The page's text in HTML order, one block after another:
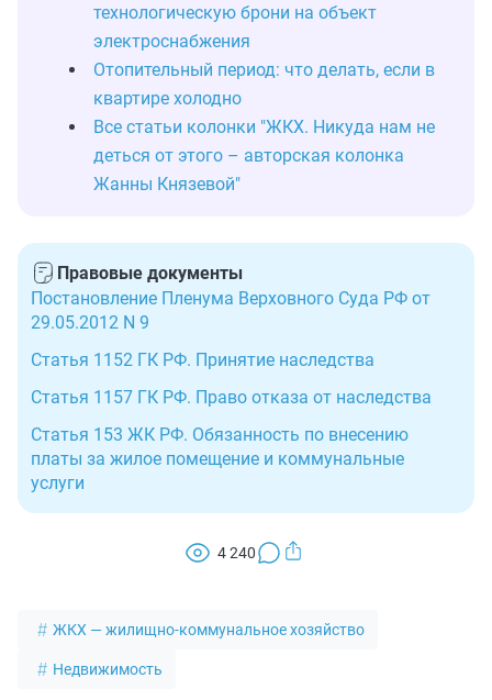
технологическую брони на объект
электроснабжения
Отопительный период: что делать, если в
квартире холодно
Все статьи колонки "ЖКХ. Никуда нам не
деться от этого – авторская колонка
Жанны Князевой"
Правовые документы
Постановление Пленума Верховного Суда РФ от
29.05.2012 N 9
Статья 1152 ГК РФ. Принятие наследства
Статья 1157 ГК РФ. Право отказа от наследства
Статья 153 ЖК РФ. Обязанность по внесению
платы за жилое помещение и коммунальные
услуги
4 240
ЖКХ — жилищно-коммунальное хозяйство
Недвижимость